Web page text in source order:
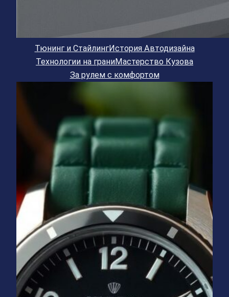
Тюнинг и СтайлингИстория Автодизайна
Технологии на граниМастерство Кузова
За рулем с комфортом